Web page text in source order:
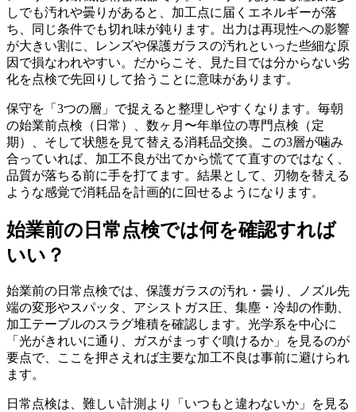
しでも汚れや曇りがあると、加工点に届くエネルギーが落
ち、同じ条件でも切れ味が鈍ります。出力は再現性への影響
が大きい割に、レンズや保護ガラスの汚れといった些細な原
因で損なわれやすい。だからこそ、見た目では分からない劣
化を点検で先回りして拾うことに意味があります。
保守を「3つの層」で捉えると整理しやすくなります。毎朝
の始業前点検（日常）、数ヶ月〜年単位の専門点検（定
期）、そして状態を見て替える消耗品交換。この3層が噛み
合っていれば、加工不良が出てから慌てて直すのではなく、
品質が落ちる前に手を打てます。結果として、刃物を替える
ような感覚で消耗品を計画的に回せるようになります。
始業前の日常点検では何を確認すれば
いい？
始業前の日常点検では、保護ガラスの汚れ・曇り、ノズル先
端の変形やスパッタ、アシストガス圧、集塵・冷却の作動、
加工テーブルのスラグ堆積を確認します。光学系を中心に
「光がきれいに通り、ガスがまっすぐ噴けるか」を見るのが
要点で、ここを押さえれば主要な加工不良は事前に避けられ
ます。
日常点検は、難しい計測より「いつもと違わないか」を見る